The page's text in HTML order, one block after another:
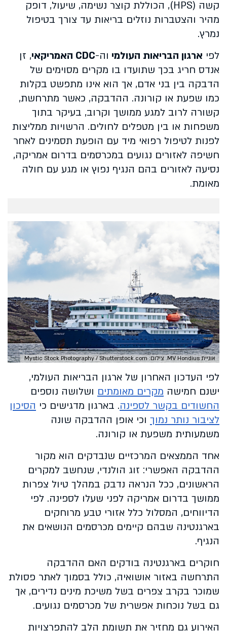
קשה (HPS), הכוללת קוצר נשימה, שיעול, דופק
מהיר והצטברות נוזלים בריאות עד צורך בטיפול
נמרץ.
לפי ארגון הבריאות העולמי וה-CDC האמריקאי
, זן
אנדס חריג בכך שתועדו בו מקרים מסוימים של
הדבקה בין בני אדם, אך הוא אינו מתפשט בקלות
כמו שפעת או קורונה. ההדבקה, כאשר מתרחשת,
קשורה לרוב למגע ממושך וקרוב, בעיקר בתוך
משפחות או בין מטפלים לחולים. הרשויות ממליצות
לפנות לטיפול רפואי מיד עם הופעת תסמינים לאחר
חשיפה לאזורים נגועים במכרסמים בדרום אמריקה,
נסיעה לאזורים בהם הנגיף נפוץ או מגע עם חולה
מאומת.
אוניית MV Hondius. צילום: Mystic Stock Photography / Shutterstock.com
לפי העדכון האחרון של ארגון הבריאות העולמי,
ישנם חמישה מקרים מאומתים ושלושה נוספים
החשודים בקשר לספינה. בארגון מדגישים כי הסיכון
לציבור נותר נמוך וכי אופן ההדבקה שונה
משמעותית משפעת או קורונה.
אחד הממצאים המרכזיים שנבדקים הוא מקור
ההדבקה האפשרי: זוג הולנדי, שנחשב למקרים
הראשונים, ככל הנראה נדבק במהלך טיול צפרות
ממושך בדרום אמריקה לפני שעלו לספינה. לפי
הדיווחים, המסלול כלל אזורי טבע מרוחקים
בארגנטינה שבהם קיימים מכרסמים הנושאים את
הנגיף.
חוקרים בארגנטינה בודקים האם ההדבקה
התרחשה באזור אושואיה, כולל בסמוך לאתר פסולת
שמוכר בקרב צפרים בשל משיכת מינים נדירים, אך
גם בשל נוכחות אפשרית של מכרסמים נגועים.
האירוע גם מחזיר את תשומת הלב להתפרצויות